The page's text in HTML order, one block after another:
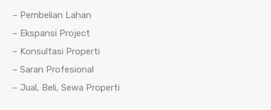
– Pembelian Lahan
– Ekspansi Project
– Konsultasi Properti
– Saran Profesional
– Jual, Beli, Sewa Properti